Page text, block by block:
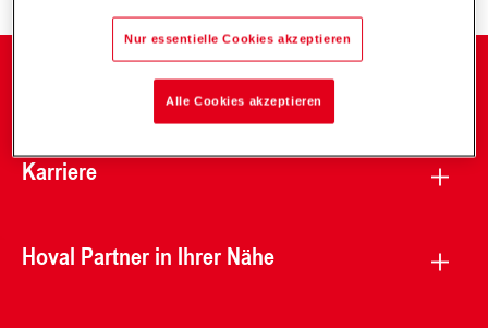
Karriere
Hoval Partner in Ihrer Nähe
Nur essentielle Cookies akzeptieren
Alle Cookies akzeptieren